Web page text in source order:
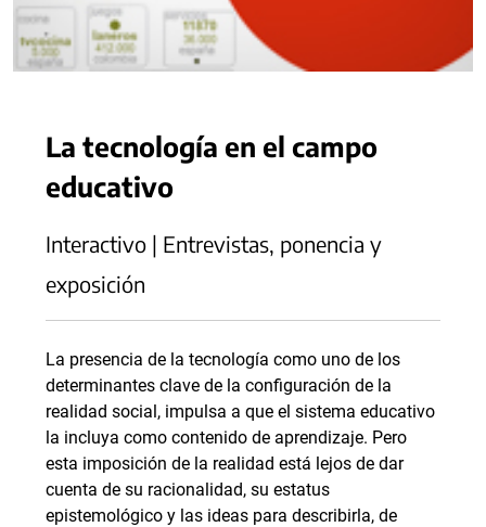
La tecnología en el campo
educativo
Interactivo | Entrevistas, ponencia y
exposición
La presencia de la tecnología como uno de los
determinantes clave de la configuración de la
realidad social, impulsa a que el sistema educativo
la incluya como contenido de aprendizaje. Pero
esta imposición de la realidad está lejos de dar
cuenta de su racionalidad, su estatus
epistemológico y las ideas para describirla, de